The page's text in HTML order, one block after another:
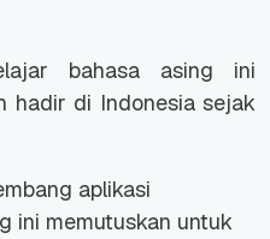
bahasa asing ini
hadir di Indonesia sejak
aplikasi
ini memutuskan untuk